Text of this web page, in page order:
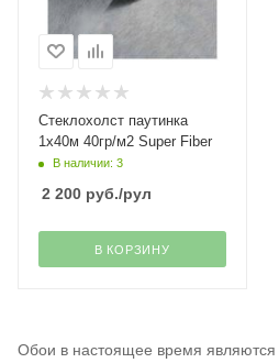
Стеклохолст паутинка
1х40м 40гр/м2 Super Fiber
В наличии: 3
2 200 руб./рул
В КОРЗИНУ
Обои в настоящее время